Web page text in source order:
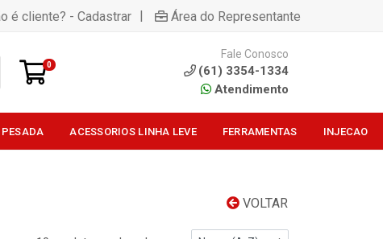
é cliente? - Cadastrar | Área do Representante
0
Fale Conosco
(61) 3354-1334
Atendimento
ACESSORIOS LINHA LEVE FERRAMENTAS INJECAO
VOLTAR